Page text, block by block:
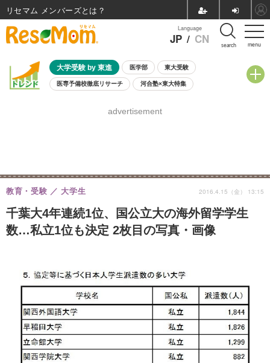
menu
Language
JP / CN search
大学受験 by 東進 医学部 東大受験
医専予備校徹底リサーチ 河合塾×東大特集
8月開催学校説明会・相談会
advertisement
千葉大4年連続1位、国公立大の海外留学学生
数…私立1位も決定 2枚目の写真・画像
教育・受験 大学生 2016.4.15（金） 13:15
リセマム メンバーズ